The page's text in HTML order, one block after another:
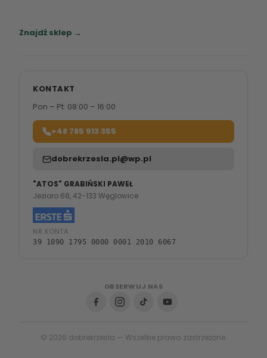
Znajdź sklep →
KONTAKT
Pon – Pt: 08:00 – 16:00
+48 785 913 355
dobrekrzesla.pl@wp.pl
"ATOS" GRABIŃSKI PAWEŁ
Jezioro 68, 42-133 Węglowice
NR KONTA:
39 1090 1795 0000 0001 2010 6067
OBSERWUJ NAS
© 2026 dobrekrzesła — Wszelkie prawa zastrzeżone.